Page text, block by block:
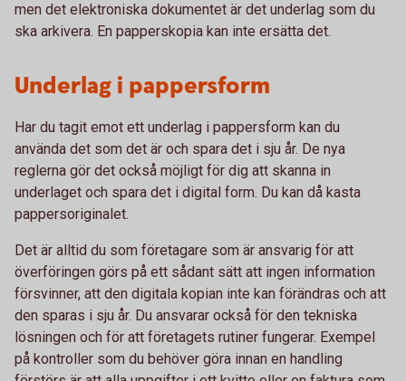
men det elektroniska dokumentet är det underlag som du
ska arkivera. En papperskopia kan inte ersätta det.
Underlag i pappersform
Har du tagit emot ett underlag i pappersform kan du
använda det som det är och spara det i sju år. De nya
reglerna gör det också möjligt för dig att skanna in
underlaget och spara det i digital form. Du kan då kasta
pappersoriginalet.
Det är alltid du som företagare som är ansvarig för att
överföringen görs på ett sådant sätt att ingen information
försvinner, att den digitala kopian inte kan förändras och att
den sparas i sju år. Du ansvarar också för den tekniska
lösningen och för att företagets rutiner fungerar. Exempel
på kontroller som du behöver göra innan en handling